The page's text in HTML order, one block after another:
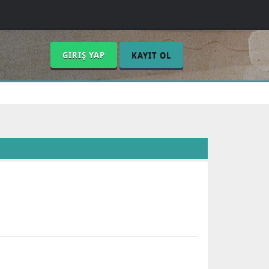
GIRIŞ YAP KAYIT OL